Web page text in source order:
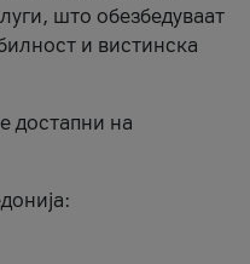
што обезбедуваат
и вистинска
достапни на